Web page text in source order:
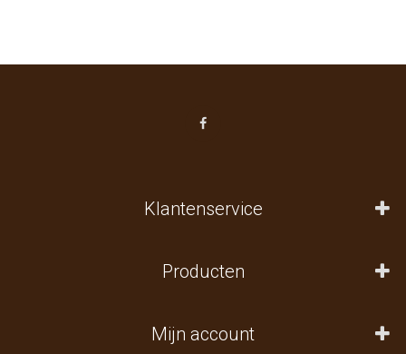
Klantenservice
Producten
Mijn account